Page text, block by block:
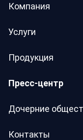
Компания
Услуги
Продукция
Пресс-центр
Дочерние
Контакты